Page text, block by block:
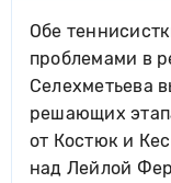
Обе
проблемами в
Селехметьева
решающих
от Костюк и
над Лейлой